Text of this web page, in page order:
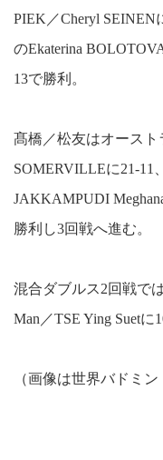
PIEK／Cheryl SEINEN
のEkaterina
13で勝利。
髙橋／松友はオースト
SOMERVILLEに21-11
JAKKAMPUDI
勝利し3回戦へ進む。
混合ダブルス2回戦で
Man／TSE Ying Suetに
（画像は世界バドミ